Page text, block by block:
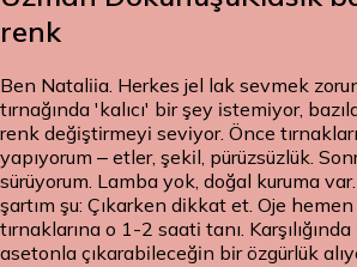
renk
Ben Nataliia. Herkes jel lak sevmek
tırnağında 'kalıcı' bir şey istemiyor,
renk değiştirmeyi seviyor. Önce
yapıyorum – etler, şekil, pürüzsüzlük.
sürüyorum. Lamba yok, doğal kuruma
şartım şu: Çıkarken dikkat et. Oje
tırnaklarına o 1-2 saati tanı.
asetonla çıkarabileceğin bir özgürlük